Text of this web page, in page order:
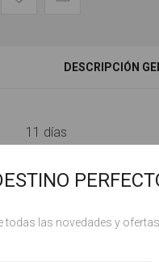
DESCRIPCIÓN
11 días
• 4 noches de
• Visita de día
• Tour de día
• Circuito de 7 días /
todas las novedades y ofertas